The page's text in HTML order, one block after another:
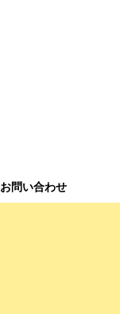
お問い合わせ